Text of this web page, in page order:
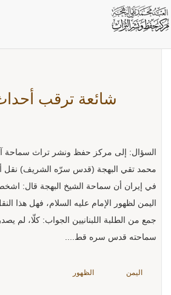
بطاقات: اليمن
شائعة ترقب
السؤال: إلى مركز حفظ ونشر تراث سماحة
محمد تقي البهجة (قدس سرّه الشريف) نقل
في إيران أن سماحة الشيخ البهجة قال:
اليمن لظهور الإمام عليه السلام، فهل هذا
جمع من الطلبة اللبنانيين الجواب: كلّا، لم
سماحته قدس سره قط....
اليمن الظهور